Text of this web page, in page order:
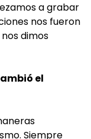
a grabar
nos fueron
dimos
el
Siempre